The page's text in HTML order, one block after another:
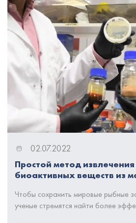
02.07.2022
Простой метод
биоактивных веществ из
Чтобы сохранить мировые рыбные
ученые стремятся найти более